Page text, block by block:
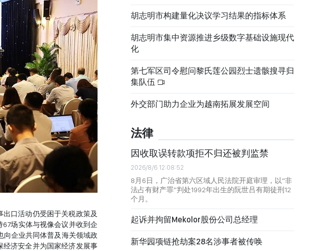
口活动仍受困于关税政策及
场实体与视像会议并收到企
向企业共同体普及海关领域政
经济安全并为国家经济发展事
胡志明市构建量化决议学习结果的指标体系
胡志明市集中资源推进乡级数字基础设施现代
化
第七军区司令慰问黎氏莲公园烈士遗骸搜寻归
集队伍
外交部门助力企业为越南拓展发展空间
法律
因收取误转款项拒不归还被判监禁
2026/8/6 12:08:52
8月6日，广治省第六区域人民法院开庭审理，以“非
法占有财产罪”判处1992年出生的阮世吕有期徒刑12
个月。
起诉并拘留Mekolor股份公司总经理
新华园项链抢劫案28名涉事者被传唤